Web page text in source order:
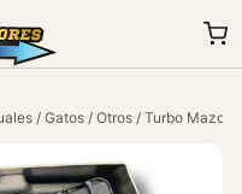
/ Gatos / Otros / Turbo Mazda